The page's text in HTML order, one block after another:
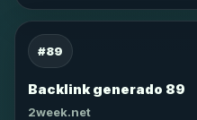
#89
Backlink generado 89
2week.net